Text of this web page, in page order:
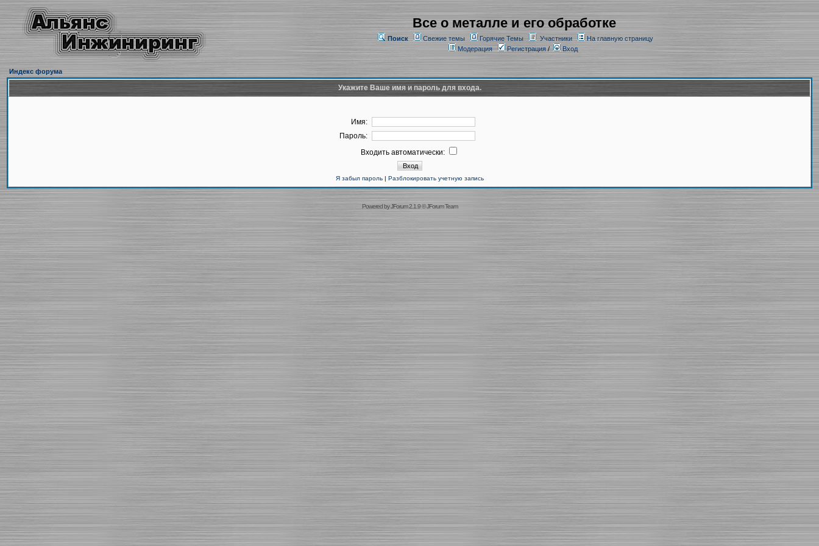
Все о металле и его обработке
Поиск Свежие темы Горячие Темы Участники
На главную страницу
Модерация
Регистрация/ Вход
Индекс форума
Укажите Ваше имя и пароль для входа.
Имя:
Пароль:
Входить автоматически:
Я забыл пароль| Разблокировать учетную запись
Powered byJForum 2.1.9©JForum Team